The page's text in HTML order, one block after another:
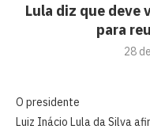
Lula diz que deve
para
28
O presidente
Luiz ‍Inácio Lula da Silva